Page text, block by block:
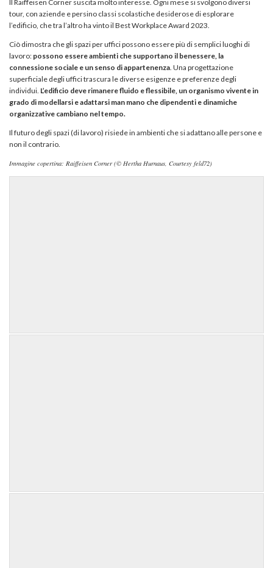
Il Raiffeisen Corner suscita molto interesse. Ogni mese si svolgono diversi
tour, con aziende e persino classi scolastiche desiderose di esplorare
l’edificio, che tra l’altro ha vinto il Best Workplace Award 2023.
Ciò dimostra che gli spazi per uffici possono essere più di semplici luoghi di
lavoro: possono essere ambienti che supportano il benessere, la
connessione sociale e un senso di appartenenza. Una progettazione
superficiale degli uffici trascura le diverse esigenze e preferenze degli
individui. L’edificio deve rimanere fluido e flessibile, un organismo vivente in
grado di modellarsi e adattarsi man mano che dipendenti e dinamiche
organizzative cambiano nel tempo.
Il futuro degli spazi (di lavoro) risiede in ambienti che si adattano alle persone e
non il contrario.
Immagine copertina: Raiffeisen Corner (© Hertha Hurnaus, Courtesy feld72)